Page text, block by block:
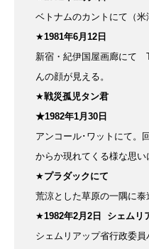
ベトナムのカントにて （
★1981年6月12日
新宿・紀伊国屋画廊にて
んの顔が見える。
★戦災孤児タン君
★1982年1月30日
アンコール･ワットにて。
からか現れてくる様な思い
★プラダックにて
荒涼とした草原の一隅に泰
★1982年2月2日 シェムリ
シェムリアップ省行政委員